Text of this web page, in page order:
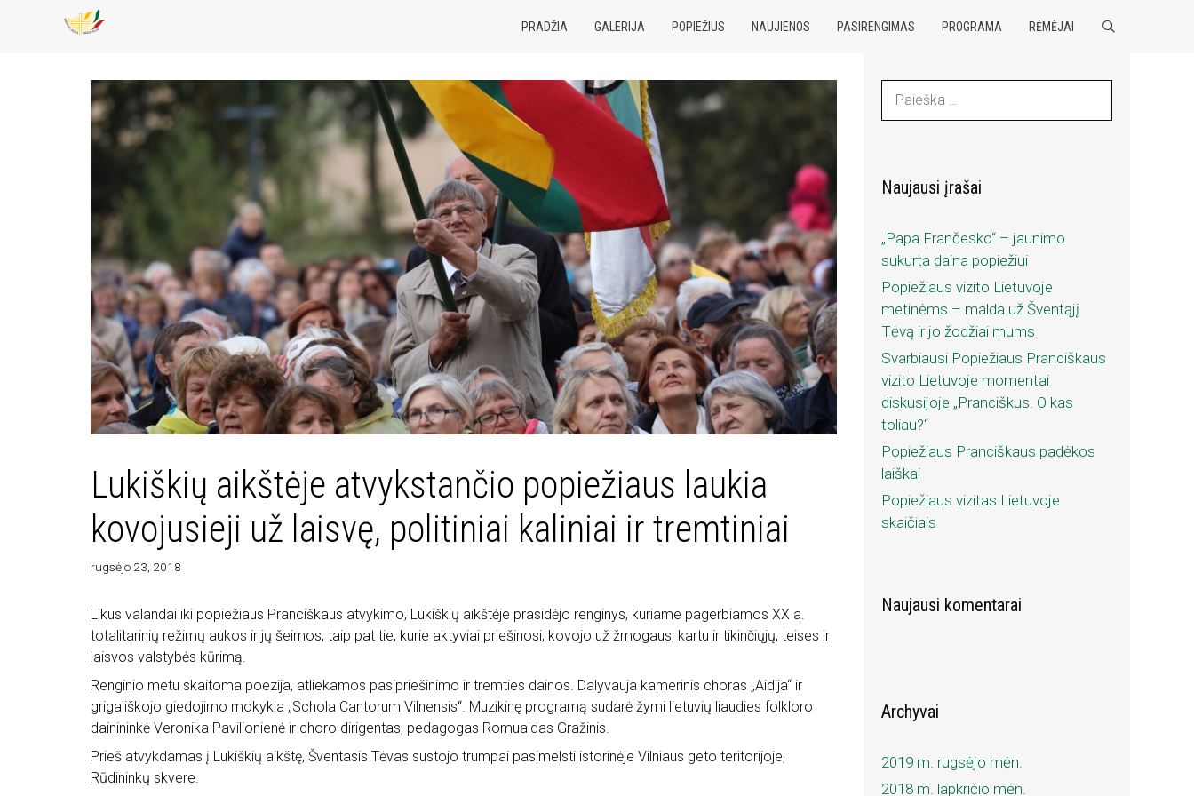
PRADŽIA GALERIJA POPIEŽIUS NAUJIENOS PASIRENGIMAS PROGRAMA RĖMĖJAI
Lukiškių aikštėje atvykstančio popiežiaus laukia
kovojusieji už laisvę, politiniai kaliniai ir tremtiniai
rugsėjo 23, 2018
Likus valandai iki popiežiaus Pranciškaus atvykimo, Lukiškių aikštėje prasidėjo renginys, kuriame pagerbiamos XX a.
totalitarinių režimų aukos ir jų šeimos, taip pat tie, kurie aktyviai priešinosi, kovojo už žmogaus, kartu ir tikinčiųjų, teises ir
laisvos valstybės kūrimą.
Renginio metu skaitoma poezija, atliekamos pasipriešinimo ir tremties dainos. Dalyvauja kamerinis choras „Aidija“ ir
grigališkojo giedojimo mokykla „Schola Cantorum Vilnensis“. Muzikinę programą sudarė žymi lietuvių liaudies folkloro
dainininkė Veronika Pavilionienė ir choro dirigentas, pedagogas Romualdas Gražinis.
Prieš atvykdamas į Lukiškių aikštę, Šventasis Tėvas sustojo trumpai pasimelsti istorinėje Vilniaus geto teritorijoje,
Rūdininkų skvere.
o
:
Naujausi įrašai
„Papa Frančesko“ – jaunimo
sukurta daina popiežiui
Popiežiaus vizito Lietuvoje
metinėms – malda už Šventąjį
Tėvą ir jo žodžiai mums
Svarbiausi Popiežiaus Pranciškaus
vizito Lietuvoje momentai
diskusijoje „Pranciškus. O kas
toliau?“
Popiežiaus Pranciškaus padėkos
laiškai
Popiežiaus vizitas Lietuvoje
skaičiais
Naujausi komentarai
Archyvai
2019 m. rugsėjo mėn.
2018 m. lapkričio mėn.